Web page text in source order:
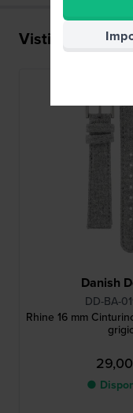
Visti di recente
Danish
DD-BA-
Rhine 16 mm
●